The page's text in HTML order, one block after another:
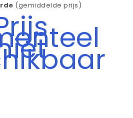
(gemiddelde prijs)